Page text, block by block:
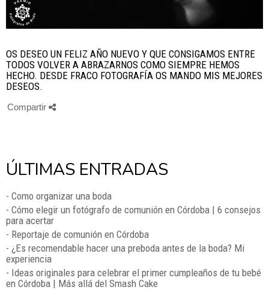
OS DESEO UN FELIZ AÑO NUEVO Y QUE CONSIGAMOS ENTRE
TODOS VOLVER A ABRAZARNOS COMO SIEMPRE HEMOS
HECHO. DESDE FRACO FOTOGRAFÍA OS MANDO MIS MEJORES
DESEOS.
Compartir
ÚLTIMAS ENTRADAS
- Como organizar una boda
- Cómo elegir un fotógrafo de comunión en Córdoba | 6 consejos
para acertar
- Reportaje de comunión en Córdoba
- ¿Es recomendable hacer una preboda antes de la boda? Mi
experiencia
- Ideas originales para celebrar el primer cumpleaños de tu bebé
en Córdoba | Más allá del Smash Cake